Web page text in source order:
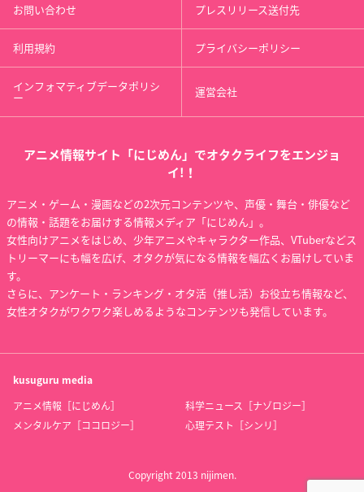
お問い合わせ プレスリリース送付先
利用規約 プライバシーポリシー
インフォマティブデータポリシ
ー 運営会社
アニメ情報サイト「にじめん」でオタクライフをエンジョ
イ!！
アニメ・ゲーム・漫画などの2次元コンテンツや、声優・舞台・俳優など
の情報・話題をお届けする情報メディア「にじめん」。
女性向けアニメをはじめ、少年アニメやキャラクター作品、VTuberなどス
トリーマーにも幅を広げ、オタクが気になる情報を幅広くお届けしていま
す。
さらに、アンケート・ランキング・オタ活（推し活）お役立ち情報など、
女性オタクがワクワク楽しめるようなコンテンツも発信しています。
kusuguru media
アニメ情報［にじめん］
科学ニュース［ナゾロジー］
メンタルケア［ココロジー］
心理テスト［シンリ］
Copyright 2013 nijimen.